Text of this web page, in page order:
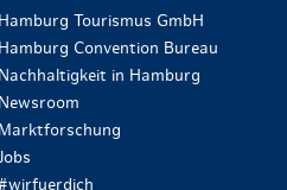
Hamburg Tourismus GmbH
Hamburg Convention Bureau
Nachhaltigkeit in Hamburg
Newsroom
Marktforschung
Jobs